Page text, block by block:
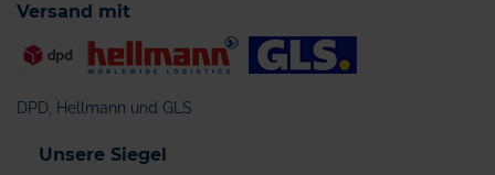
Versand mit
DPD, Hellmann und GLS
Unsere Siegel